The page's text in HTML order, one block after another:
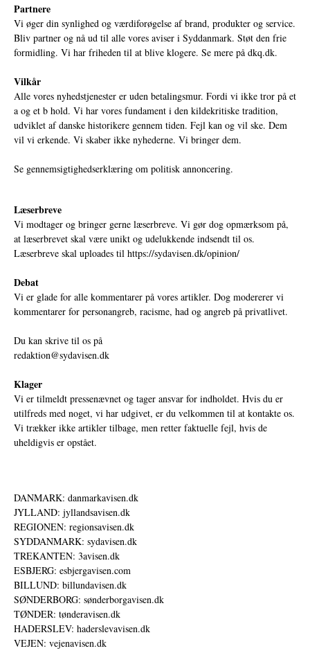
Partnere
Vi øger din synlighed og værdiforøgelse af brand, produkter og service.
Bliv partner og nå ud til alle vores aviser i Syddanmark. Støt den frie
formidling. Vi har friheden til at blive klogere. Se mere på dkq.dk.
Vilkår
Alle vores nyhedstjenester er uden betalingsmur. Fordi vi ikke tror på et
a og et b hold. Vi har vores fundament i den kildekritiske tradition,
udviklet af danske historikere gennem tiden. Fejl kan og vil ske. Dem
vil vi erkende. Vi skaber ikke nyhederne. Vi bringer dem.
Se gennemsigtighedserklæring om politisk annoncering.
Læserbreve
Vi modtager og bringer gerne læserbreve. Vi gør dog opmærksom på,
at læserbrevet skal være unikt og udelukkende indsendt til os.
Læserbreve skal uploades til https://sydavisen.dk/opinion/
Debat
Vi er glade for alle kommentarer på vores artikler. Dog modererer vi
kommentarer for personangreb, racisme, had og angreb på privatlivet.
Du kan skrive til os på
redaktion@sydavisen.dk
Klager
Vi er tilmeldt pressenævnet og tager ansvar for indholdet. Hvis du er
utilfreds med noget, vi har udgivet, er du velkommen til at kontakte os.
Vi trækker ikke artikler tilbage, men retter faktuelle fejl, hvis de
uheldigvis er opstået.
DANMARK: danmarkavisen.dk
JYLLAND: jyllandsavisen.dk
REGIONEN: regionsavisen.dk
SYDDANMARK: sydavisen.dk
TREKANTEN: 3avisen.dk
ESBJERG: esbjergavisen.com
BILLUND: billundavisen.dk
SØNDERBORG: sønderborgavisen.dk
TØNDER: tønderavisen.dk
HADERSLEV: haderslevavisen.dk
VEJEN: vejenavisen.dk